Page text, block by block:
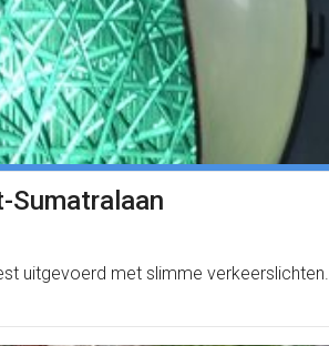
Sumatralaan
uitgevoerd met slimme verkeerslichten.